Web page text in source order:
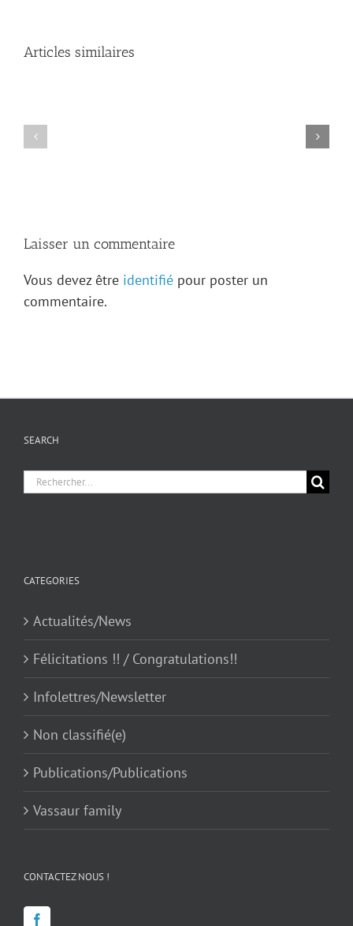
Articles similaires
Laisser un commentaire
Vous devez être identifié pour poster un
commentaire.
SEARCH
Chercher
CATEGORIES
Actualités/News
Félicitations !! / Congratulations!!
Infolettres/Newsletter
Non classifié(e)
Publications/Publications
Vassaur family
CONTACTEZ NOUS !